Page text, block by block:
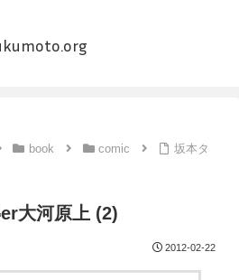
book comic
坂本タ
大河原上 (2)
2012-02-22